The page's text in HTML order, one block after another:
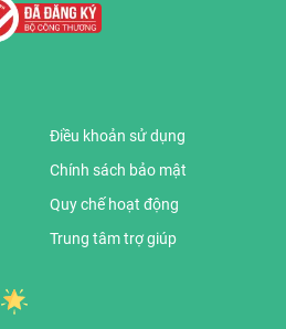
Điều khoản sử dụng
Chính sách bảo mật
Quy chế hoạt động
Trung tâm trợ giúp